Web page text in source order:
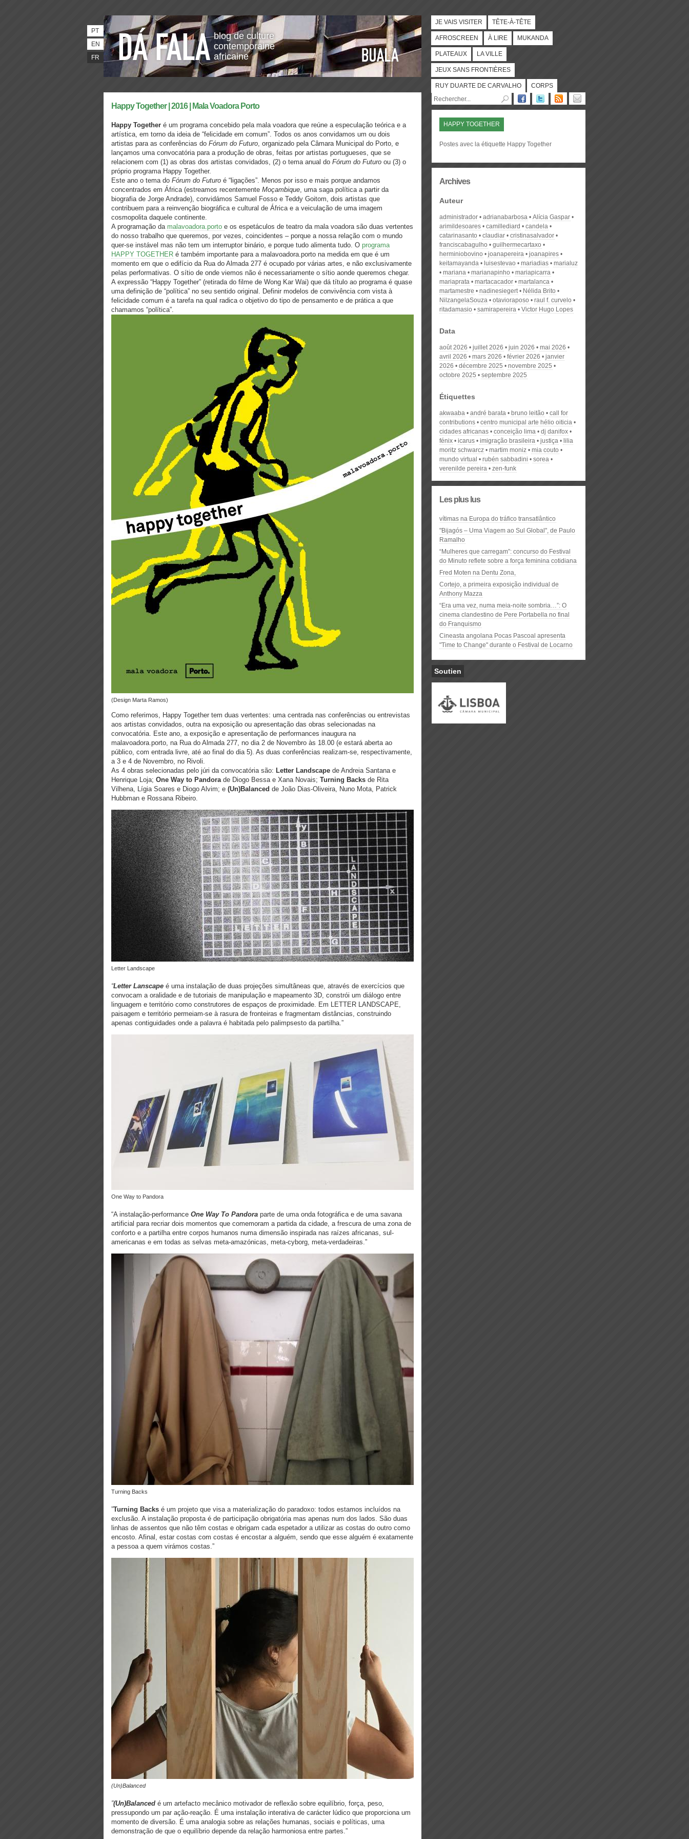
blog de culture
contemporaine
africaine
PT
EN
FR
JE VAIS VISITER TÊTE-À-TÊTE
AFROSCREEN À LIRE MUKANDA
PLATEAUX LA VILLE
JEUX SANS FRONTIÈRES
RUY DUARTE DE CARVALHO CORPS
Happy Together | 2016 | Mala Voadora Porto
Happy Together é um programa concebido pela mala voadora que reúne a especulação teórica e a
artística, em torno da ideia de “felicidade em comum”. Todos os anos convidamos um ou dois
artistas para as conferências do Fórum do Futuro, organizado pela Câmara Municipal do Porto, e
lançamos uma convocatória para a produção de obras, feitas por artistas portugueses, que se
relacionem com (1) as obras dos artistas convidados, (2) o tema anual do Fórum do Futuro ou (3) o
próprio programa Happy Together.
Este ano o tema do Fórum do Futuro é “ligações”. Menos por isso e mais porque andamos
concentrados em África (estreamos recentemente Moçambique, uma saga política a partir da
biografia de Jorge Andrade), convidámos Samuel Fosso e Teddy Goitom, dois artistas que
contribuem para a reinvenção biográfica e cultural de África e a veiculação de uma imagem
cosmopolita daquele continente.
A​ ​programação​ ​da​ ​malavoadora.porto​ ​ e​ ​os​ ​espetáculos​ ​de​ ​teatro​ ​da​ ​mala​ ​voadora​ ​são duas​ ​vertentes​
​do​ ​nosso​ ​trabalho​ ​que​ ​queremos,​ ​por​ ​vezes,​ ​coincidentes​ ​– porque​ ​a​ ​nossa relação​ ​com​ ​o​ ​mundo​ ​
quer-se​ ​instável​ ​mas​ ​não​ ​tem​ ​um​ ​interruptor​ ​binário,​ ​e​ ​porque​ ​tudo alimenta​ ​tudo. O programa
HAPPY TOGETHER é também importante para a malavoadora.porto na medida em que é um
momento em que o edifício da Rua do Almada 277 é ocupado por várias artes, e não exclusivamente
pelas performativas. O sítio de onde viemos não é necessariamente o sítio aonde queremos chegar.
A expressão “Happy Together” (retirada do filme de Wong Kar Wai) que dá título ao programa é quase
uma definição de “política” no seu sentido original. Definir modelos de convivência com vista à
felicidade comum é a tarefa na qual radica o objetivo do tipo de pensamento e de prática a que
chamamos “política”.
(design Marta Ramos)
Como referimos, Happy Together tem duas vertentes: uma centrada nas conferências ou entrevistas
aos artistas convidados, outra na exposição ou apresentação das obras selecionadas na
convocatória. Este ano, a exposição e apresentação de performances inaugura na
malavoadora.porto, na Rua do Almada 277, no dia 2 de Novembro às 18.00 (e estará aberta ao
público, com entrada livre, até ao final do dia 5). As duas conferências realizam-se, respectivamente,
a 3 e 4 de Novembro, no Rivoli.
As 4 obras selecionadas pelo júri da convocatória são: Letter Landscape de Andreia Santana e
Henrique Loja; One Way to Pandora de Diogo Bessa e Xana Novais; Turning Backs de Rita
Vilhena, Lígia Soares e Diogo Alvim; e (Un)Balanced de João Dias-Oliveira, Nuno Mota, Patrick
Hubbman e Rossana Ribeiro.
Letter Landscape
“Letter Lanscape é uma instalação de duas projeções simultâneas que, através de exercícios que
convocam a oralidade e de tutoriais de manipulação e mapeamento 3D, constrói um diálogo entre
linguagem e território como construtores de espaços de proximidade. Em LETTER LANDSCAPE,
paisagem e território permeiam-se à rasura de fronteiras e fragmentam distâncias, construindo
apenas contiguidades onde a palavra é habitada pelo palimpsesto da partilha.”
One Way to Pandora
“A instalação-performance One Way To Pandora parte de uma onda fotográfica e de uma savana
artificial para recriar dois momentos que comemoram a partida da cidade, a frescura de uma zona de
conforto e a partilha entre corpos humanos numa dimensão inspirada nas raízes africanas, sul-
americanas e em todas as selvas meta-amazónicas, meta-cyborg, meta-verdadeiras.”
Turning Backs
”Turning Backs é um projeto que visa a materialização do paradoxo: todos estamos incluídos na
exclusão. A instalação proposta é de participação obrigatória mas apenas num dos lados. São duas
linhas de assentos que não têm costas e obrigam cada espetador a utilizar as costas do outro como
encosto. Afinal, estar costas com costas é encostar a alguém, sendo que esse alguém é exatamente
a pessoa a quem virámos costas.”
(Un)Balanced
”(Un)Balanced é um artefacto mecânico motivador de reflexão sobre equilíbrio, força, peso,
pressupondo um par ação-reação. É uma instalação interativa de carácter lúdico que proporciona um
momento de diversão. É uma analogia sobre as relações humanas, sociais e políticas, uma
demonstração de que o equilíbrio depende da relação harmoniosa entre partes.”
HAPPY TOGETHER
Postes avec la étiquette Happy Together
Archives
Auteur
administrador adrianabarbosa
Alícia Gaspar
arimildesoares
camillediard
candela
catarinasanto
claudiar
cristinasalvador
franciscabagulho
guilhermecartaxo
herminiobovino
joanapereira
joanapires
keitamayanda
luisestevao mariadias
marialuz
mariana
marianapinho
mariapicarra
mariaprata
martacacador
martalanca
martamestre
nadinesiegert
Nélida Brito
NilzangelaSouza
otavioraposo
raul f. curvelo
ritadamasio
samirapereira Victor Hugo Lopes
Data
août 2026 juillet 2026 juin 2026
mai 2026
avril 2026
mars 2026 février 2026
janvier
2026
décembre 2025
novembre 2025
octobre 2025
septembre 2025
Étiquettes
akwaaba andré barata bruno leitão
call for
contributions
centro municipal arte hélio oiticia
cidades africanas
conceição lima
dj danifox
fénix
icarus imigração brasileira justiça
lilia
moritz schwarcz
martim moniz
mia couto
mundo virtual
rubén sabbadini
sorea
verenilde pereira
zen-funk
Les plus lus
vítimas na Europa do tráfico transatlântico
"Bijagós – Uma Viagem ao Sul Global", de Paulo
Ramalho
“Mulheres que carregam”: concurso do Festival
do Minuto reflete sobre a força feminina cotidiana
Fred Moten na Dentu Zona,
Cortejo, a primeira exposição individual de
Anthony Mazza
“Era uma vez, numa meia-noite sombria…”: O
cinema clandestino de Pere Portabella no final
do Franquismo
Cineasta angolana Pocas Pascoal apresenta
"Time to Change" durante o Festival de Locarno
Soutien